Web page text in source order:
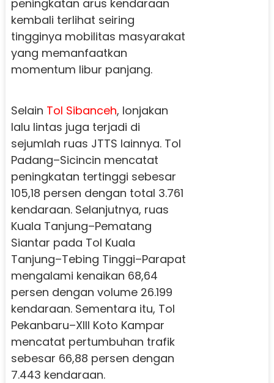
peningkatan arus kendaraan
kembali terlihat seiring
tingginya mobilitas masyarakat
yang memanfaatkan
momentum libur panjang.
Selain Tol Sibanceh, lonjakan
lalu lintas juga terjadi di
sejumlah ruas JTTS lainnya. Tol
Padang–Sicincin mencatat
peningkatan tertinggi sebesar
105,18 persen dengan total 3.761
kendaraan. Selanjutnya, ruas
Kuala Tanjung–Pematang
Siantar pada Tol Kuala
Tanjung–Tebing Tinggi–Parapat
mengalami kenaikan 68,64
persen dengan volume 26.199
kendaraan. Sementara itu, Tol
Pekanbaru–XIII Koto Kampar
mencatat pertumbuhan trafik
sebesar 66,88 persen dengan
7.443 kendaraan.